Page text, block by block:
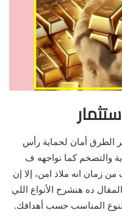
الطرق أمان لحماية رأس
والتضخم كما نواجهه ف
زمان انه ملاذ امن، إلا إن
ده هنشرح الأنواع اللي
المناسب حسب أهدافك.